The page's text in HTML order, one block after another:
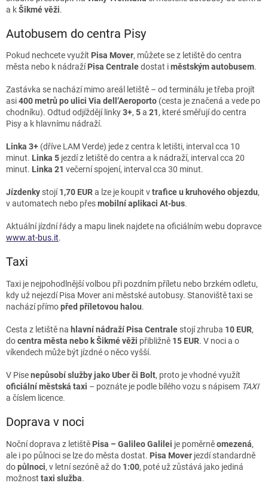
a kŠikmé věži.
Autobusem do centra Pisy
Pokud nechcete využít Pisa Mover, můžete se z letiště do centra
města nebo k nádražíPisa Centraledostat iměstským autobusem.
Zastávka se nachází mimo areál letiště – od terminálu je třeba projít
asi400 metrů po ulici Via dell’Aeroporto (cesta je značená a vede po
chodníku). Odtud odjíždějí linky3+, 5a 21, které směřují do centra
Pisy a k hlavnímu nádraží.
Linka 3+ (dříve LAM Verde) jede z centra k letišti, interval cca 10
minut. Linka 5 jezdí z letiště do centra a k nádraží, interval cca 20
minut. Linka 21 večerní spojení, interval cca 30 minut.
Jízdenky stojí1,70 EURa lze je koupit vtrafice u kruhového objezdu,
v automatech nebo přesmobilní aplikaci At-bus.
Aktuální jízdní řády a mapu linek najdete na oficiálním webu dopravce
www.at-bus.it.
Taxi
Taxi je nejpohodlnější volbou při pozdním příletu nebo brzkém odletu,
kdy už nejezdí Pisa Mover ani městské autobusy. Stanoviště taxi se
nachází přímopřed příletovou halou.
Cesta z letiště na hlavní nádraží Pisa Centrale stojí zhruba 10 EUR,
docentra města nebo k Šikmé věži přibližně 15 EUR. V noci a o
víkendech může být jízdné o něco vyšší.
V Pisenepůsobí služby jako Uber či Bolt, proto je vhodné využít
oficiální městská taxi – poznáte je podle bílého vozu s nápisem TAXI
a číslem licence.
Doprava v noci
Noční doprava z letiště Pisa – Galileo Galilei je poměrněomezená,
ale i po půlnoci se lze do města dostat. Pisa Mover jezdí standardně
dopůlnoci, v letní sezóně až do 1:00, poté už zůstává jako jediná
možnost taxi služba.